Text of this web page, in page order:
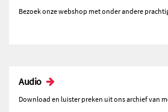
Bezoek onze webshop met onder andere
Audio
Download en luister preken uit ons archief van